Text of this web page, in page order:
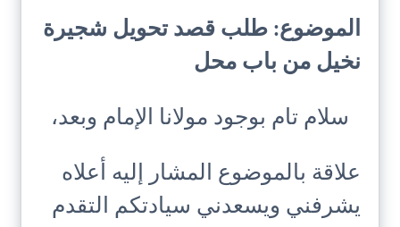
الموضوع: طلب قصد تحويل شجيرة
نخيل من باب محل
سلام تام بوجود مولانا الإمام وبعد،
علاقة بالموضوع المشار إليه أعلاه
يشرفني ويسعدني سيادتكم التقدم